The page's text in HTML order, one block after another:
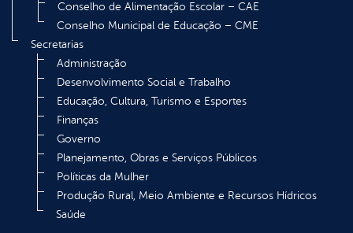
Conselho de Alimentação Escolar – CAE
Conselho Municipal de Educação – CME
Secretarias
Administração
Desenvolvimento Social e Trabalho
Educação, Cultura, Turismo e Esportes
Finanças
Governo
Planejamento, Obras e Serviços Públicos
Políticas da Mulher
Produção Rural, Meio Ambiente e Recursos Hídricos
Saúde